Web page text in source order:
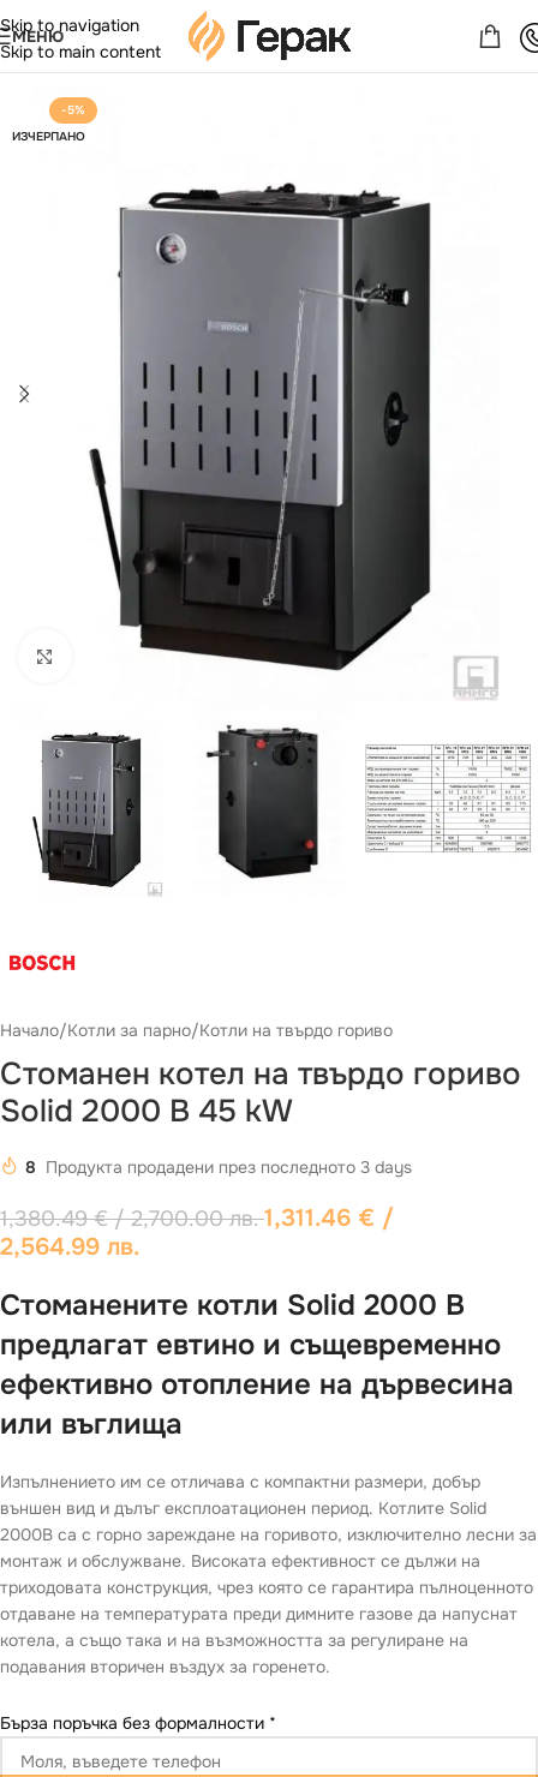
Skip to navigation
Skip to main content
МЕНЮ
-5%
ИЗЧЕРПАНО
Начало/Котли за парно/Котли на твърдо гориво
Стоманен котел на твърдо гориво
Sоlid 2000 B 45 kW
8 Продукта продадени през последното 3 days
1,380.49€/ 2,700.00 лв.1,311.46 € /
2,564.99 лв.
Стоманените котли Sоlid 2000 B
предлагат евтино и същевременно
ефективно отопление на дървесина
или въглища
Изпълнението им се отличава с компактни размери, добър
външен вид и дълъг експлоатационен период. Котлите Solid
2000B са с горно зареждане на горивото, изключително лесни за
монтаж и обслужване. Високата ефективност се дължи на
триходовата конструкция, чрез която се гарантира пълноценното
отдаване на температурата преди димните газове да напуснат
котела, а също така и на възможността за регулиране на
подавания вторичен въздух за горенето.
Бърза поръчка без формалности *